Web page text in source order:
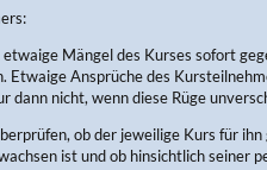
Mängel des Kurses sofort
Etwaige Ansprüche des
dann nicht, wenn diese Rüge
ob der jeweilige Kurs für
ist und ob hinsichtlich seiner